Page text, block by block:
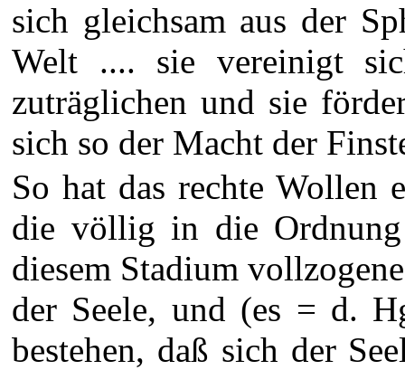
sich gleichsam aus der
Welt .... sie vereinigt
zuträglichen und sie
sich so der Macht der
So hat das rechte Wollen
die völlig in die
diesem Stadium
der Seele, und (es = d.
bestehen, daß sich der